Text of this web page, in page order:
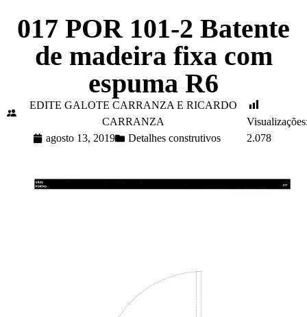
017 POR 101-2 Batente
de madeira fixa com
espuma R6
EDITE GALOTE CARRANZA E RICARDO
CARRANZA
agosto 13, 2019
Detalhes construtivos
2.078